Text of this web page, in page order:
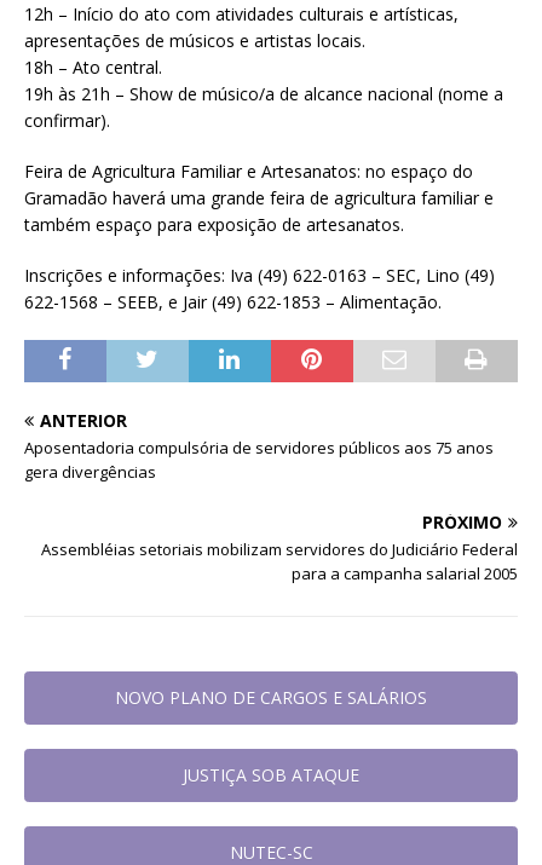
12h – Início do ato com atividades culturais e artísticas,
apresentações de músicos e artistas locais.
18h – Ato central.
19h às 21h – Show de músico/a de alcance nacional (nome a
confirmar).
Feira de Agricultura Familiar e Artesanatos: no espaço do
Gramadão haverá uma grande feira de agricultura familiar e
também espaço para exposição de artesanatos.
Inscrições e informações: Iva (49) 622-0163 – SEC, Lino (49)
622-1568 – SEEB, e Jair (49) 622-1853 – Alimentação.
ANTERIOR
Aposentadoria compulsória de servidores públicos aos 75 anos
gera divergências
PRÓXIMO
Assembléias setoriais mobilizam servidores do Judiciário Federal
para a campanha salarial 2005
NOVO PLANO DE CARGOS E SALÁRIOS
JUSTIÇA SOB ATAQUE
NUTEC-SC